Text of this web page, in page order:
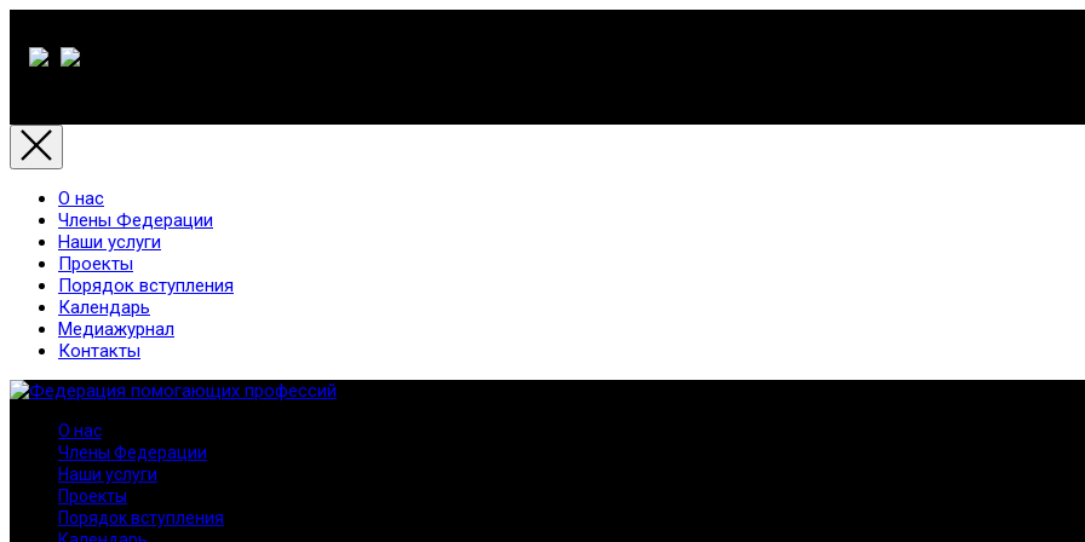
О нас
Члены Федерации
Наши услуги
Проекты
Порядок вступления
Календарь
Медиажурнал
Контакты
О нас
Члены Федерации
Наши услуги
Проекты
Порядок вступления